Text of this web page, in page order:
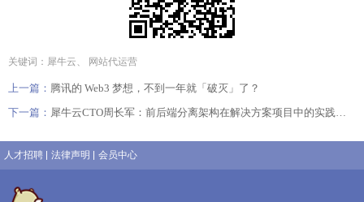
关键词：犀牛云、 网站代运营
上一篇： 腾讯的 Web3 梦想，不到一年就「破灭」了？
下一篇： 犀牛云CTO周长军：前后端分离架构在解决方案项目中的实践说明
人才招聘 法律声明 会员中心